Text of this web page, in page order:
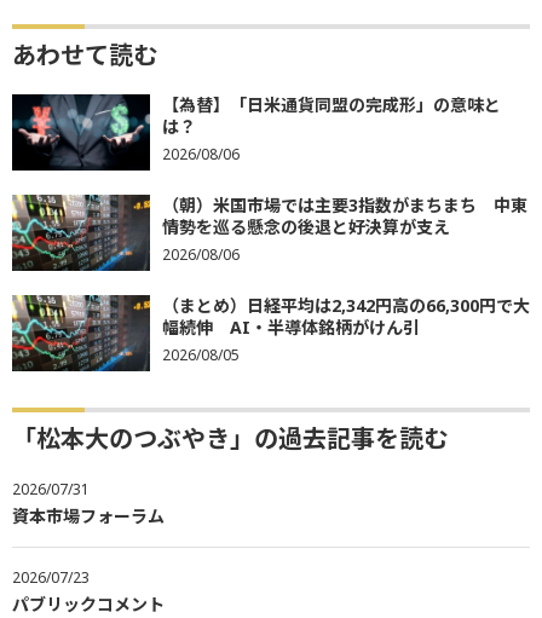
あわせて読む
【為替】「日米通貨同盟の完成形」の意味と
は？
2026/08/06
（朝）米国市場では主要3指数がまちまち 中東
情勢を巡る懸念の後退と好決算が支え
2026/08/06
（まとめ）日経平均は2,342円高の66,300円で大
幅続伸 AI・半導体銘柄がけん引
2026/08/05
「松本大のつぶやき」の過去記事を読む
2026/07/31
資本市場フォーラム
2026/07/23
パブリックコメント